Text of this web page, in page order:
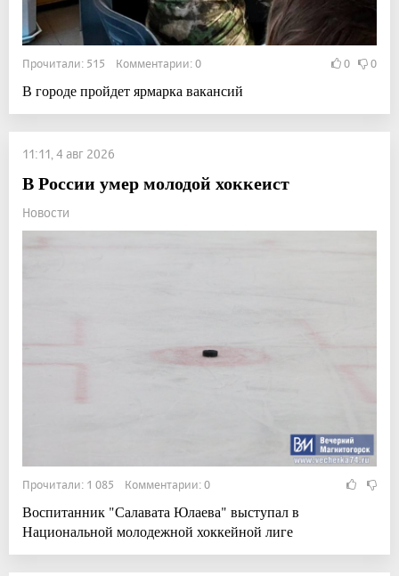
Прочитали: 515 Комментарии: 0 0 0
В городе пройдет ярмарка вакансий
11:11, 4 авг 2026
В России умер молодой хоккеист
Новости
Прочитали: 1 085 Комментарии: 0
Воспитанник "Салавата Юлаева" выступал в
Национальной молодежной хоккейной лиге